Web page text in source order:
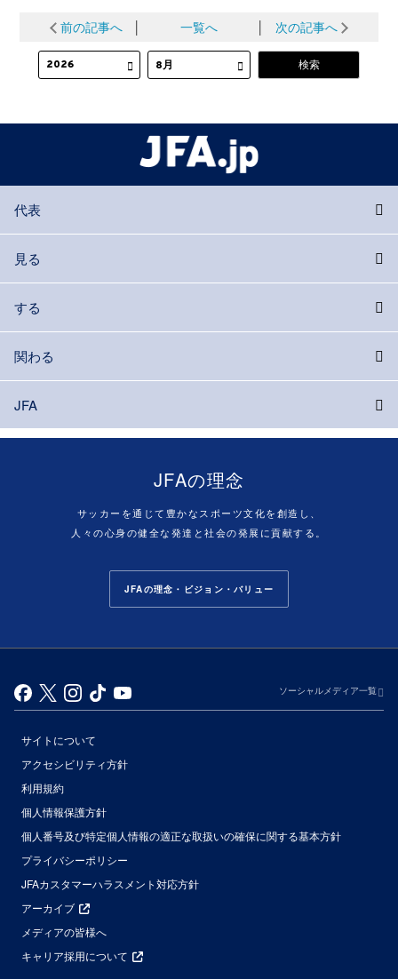
前の記事へ 一覧へ 次の記事へ
代表
見る
する
関わる
JFA
JFAの理念
サッカーを通じて豊かなスポーツ文化を創造し、
人々の心身の健全な発達と社会の発展に貢献する。
JFAの理念・ビジョン・バリュー
ソーシャルメディア一覧
サイトについて
アクセシビリティ方針
利用規約
個人情報保護方針
個人番号及び特定個人情報の適正な取扱いの確保に関する基本方針
プライバシーポリシー
JFAカスタマーハラスメント対応方針
アーカイブ
メディアの皆様へ
キャリア採用について